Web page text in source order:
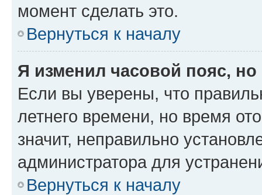
момент сделать это.
Вернуться к началу
Я изменил часовой пояс,
Если вы уверены, что
летнего времени, но время
значит, неправильно
администратора для
Вернуться к началу